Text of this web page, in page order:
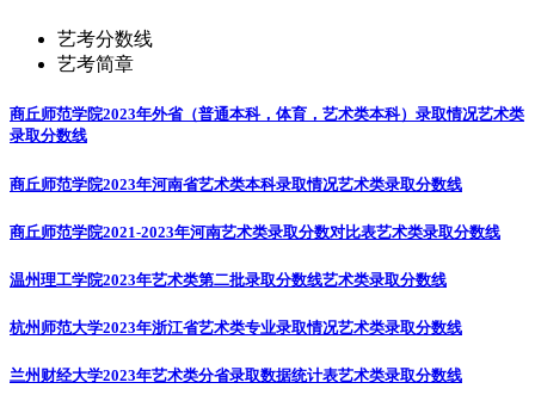
艺考分数线
艺考简章
商丘师范学院2023年外省（普通本科，体育，艺术类本科）录取情况艺术类
录取分数线
商丘师范学院2023年河南省艺术类本科录取情况艺术类录取分数线
商丘师范学院2021-2023年河南艺术类录取分数对比表艺术类录取分数线
温州理工学院2023年艺术类第二批录取分数线艺术类录取分数线
杭州师范大学2023年浙江省艺术类专业录取情况艺术类录取分数线
兰州财经大学2023年艺术类分省录取数据统计表艺术类录取分数线